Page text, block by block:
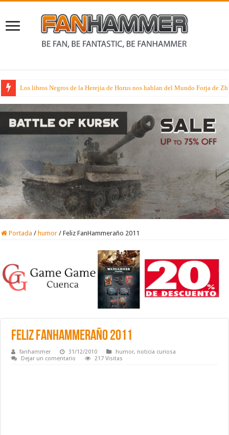
Rumores sobre dos juegos de especialista muy esperados que suenan
Portada / humor / Feliz FanHammeraño 2011
Feliz FanHammeraño 2011
fanhammer 31/12/2010 humor, noticia curiosa
Dejar un comentario
217 Visitas